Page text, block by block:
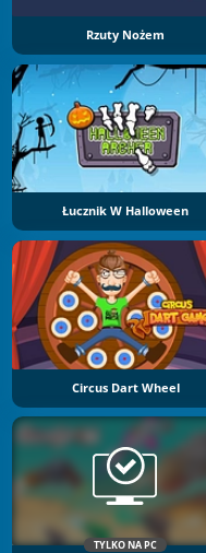
Rzuty Nożem
Łucznik W Halloween
Circus Dart Wheel
TYLKO NA PC